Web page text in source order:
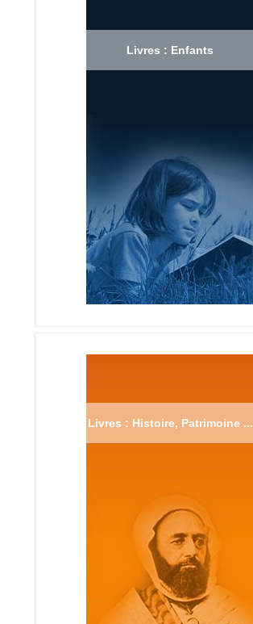
Livres : Enfants
Livres : Histoire, Patrimoine ...